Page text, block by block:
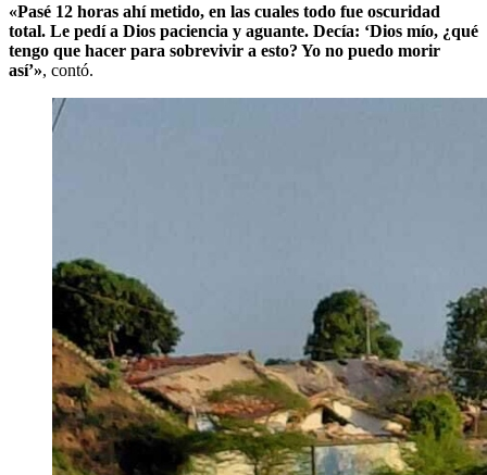
«Pasé 12 horas ahí metido, en las cuales todo fue oscuridad
total. Le pedí a Dios paciencia y aguante. Decía: ‘Dios mío, ¿qué
tengo que hacer para sobrevivir a esto? Yo no puedo morir
así’», contó.